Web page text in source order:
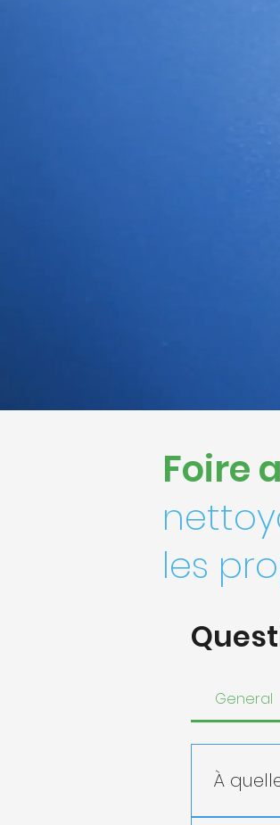
Foire
les
General
À